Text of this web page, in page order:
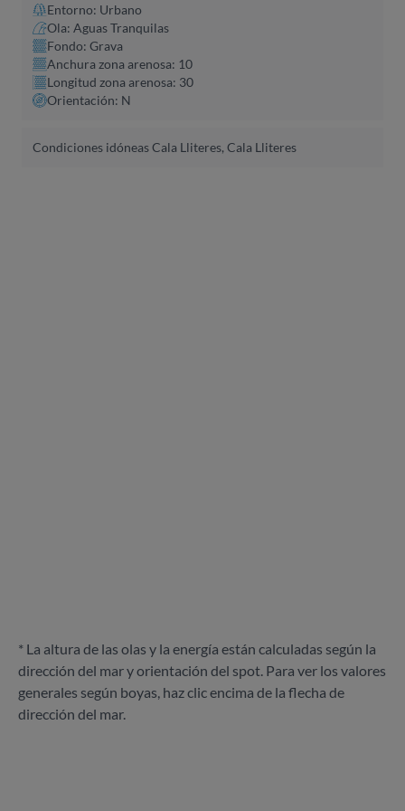
Entorno: Urbano
Ola: Aguas Tranquilas
Fondo: Grava
Anchura zona arenosa: 10
Longitud zona arenosa: 30
Orientación: N
Condiciones idóneas Cala Lliteres, Cala Lliteres
* La altura de las olas y la energía están calculadas según la
dirección del mar y orientación del spot. Para ver los valores
generales según boyas, haz clic encima de la flecha de
dirección del mar.